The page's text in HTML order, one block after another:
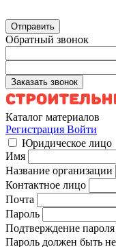
Обратный звонок
Каталог материалов
Регистрация Войти
Юридическое лицо
Имя
Название организации
Контактное лицо
Почта
Пароль
Подтверждение пароля
Пароль должен быть